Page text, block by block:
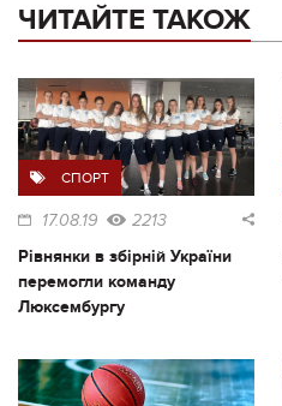
ЧИТАЙТЕ ТАКОЖ
СПОРТ
17.08.19 2213
Рівнянки в збірній України
перемогли команду
Люксембургу